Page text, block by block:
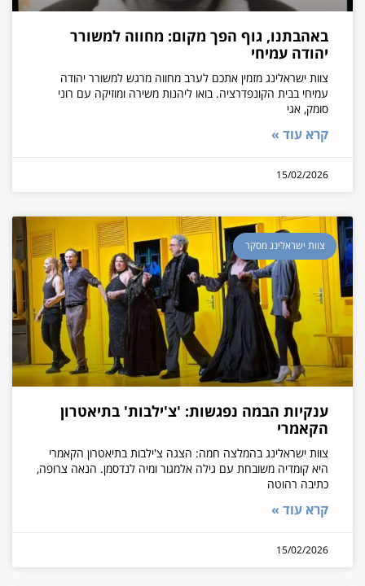
באהבתנו, גוף הפך מקום: מחווה למשורר
יהודה עמיחי
צוות ישראלינג מזמין אתכם לערב מחווה מרגש למשורר יהודה
עמיחי בבית הקונפדרציה. בואו ליהנות משירה ומוזיקה עם רוני
סומק, אגי
קרא עוד »
15/02/2026
צוות ישראלינג מסקר
ענקיות הבמה נפגשות: 'צ'ילבות' בתיאטרון
הקאמרי
צוות ישראלינג בהמלצה חמה: הצגה צ'ילבות בתיאטרון הקאמרי
היא קומדיה משובחת עם גילה אלמגור ומיה לנדסמן. הנאה צרופה,
כתיבה רהוטה
קרא עוד »
15/02/2026